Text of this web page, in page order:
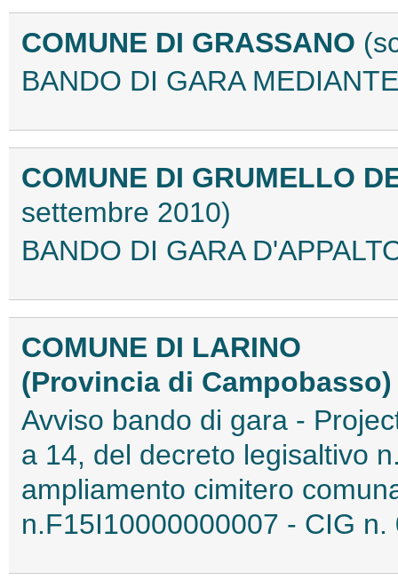
COMUNE DI GRASSANO
BANDO DI GARA
COMUNE DI GRUMELLO
settembre 2010)
BANDO DI GARA
COMUNE DI LARINO
(Provincia di
Avviso bando di gara -
a 14, del decreto legisaltivo
ampliamento cimitero
n.F15I10000000007 - CIG